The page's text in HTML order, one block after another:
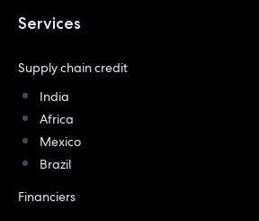
Services
Supply chain credit
India
Africa
Mexico
Brazil
Financiers